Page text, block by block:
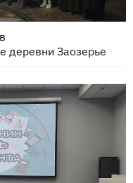
деревни Заозерье